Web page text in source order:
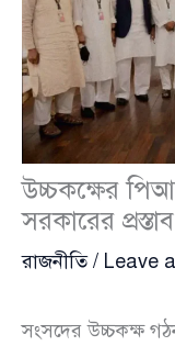
উচ্চকক্ষের
সরকারের
রাজনীতি/ Leave
সংসদের উচ্চকক্ষ